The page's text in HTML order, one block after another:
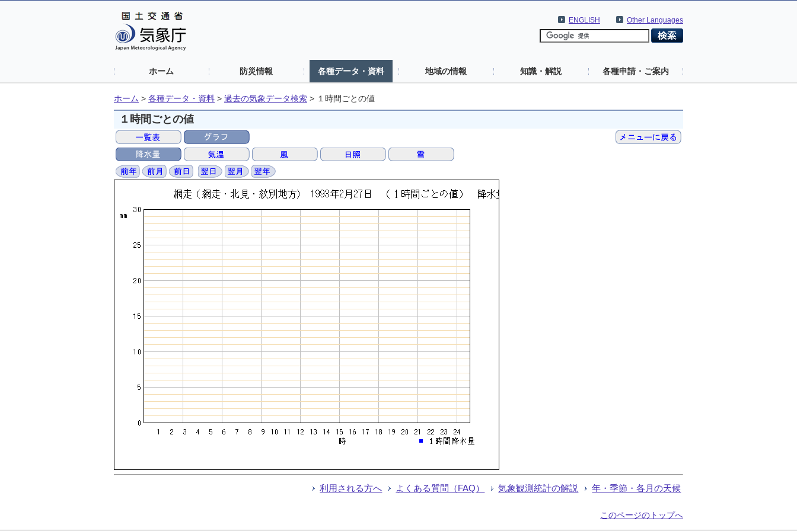
Other Languages
ENGLISH
ホーム 防災情報 各種データ・資料 地域の情報 知識・解説 各種申請・ご案内
ホーム > 各種データ・資料 > 過去の気象データ検索 > １時間ごとの値
１時間ごとの値
利用される方へ よくある質問（FAQ） 気象観測統計の解説 年・季節・各月の天候
このページのトップへ